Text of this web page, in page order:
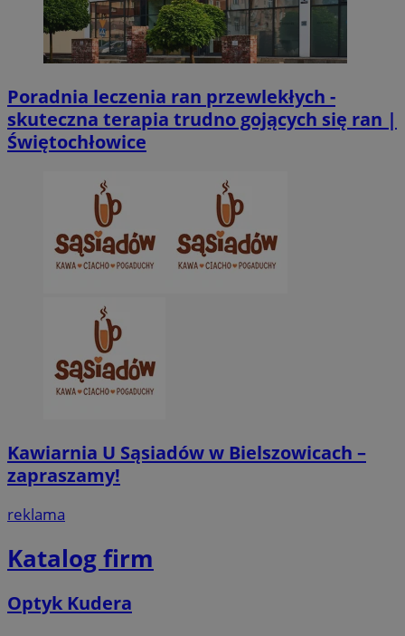
Poradnia leczenia ran przewlekłych -
skuteczna terapia trudno gojących się ran |
Świętochłowice
Kawiarnia U Sąsiadów w Bielszowicach –
zapraszamy!
reklama
Katalog firm
Optyk Kudera